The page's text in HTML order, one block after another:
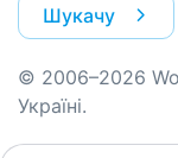
Шукачу
© 2006–2026
Україні.